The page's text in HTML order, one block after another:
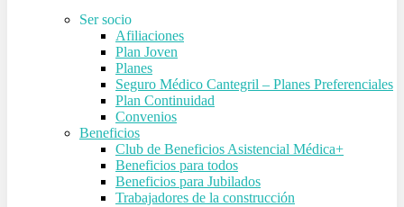
Ser socio
Afiliaciones
Plan Joven
Planes
Seguro Médico Cantegril – Planes Preferenciales
Plan Continuidad
Convenios
Beneficios
Club de Beneficios Asistencial Médica+
Beneficios para todos
Beneficios para Jubilados
Trabajadores de la construcción